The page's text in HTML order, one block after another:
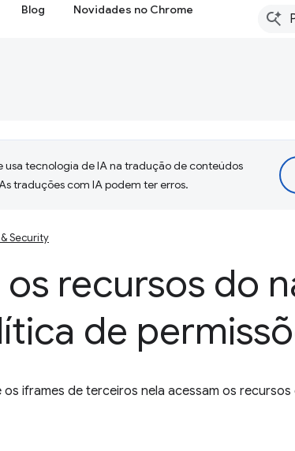
Blog Novidades no Chrome
usa tecnologia de IA na tradução de conteúdos
traduções com IA podem ter erros.
Security
recursos do
de
iframes de terceiros nela acessam os